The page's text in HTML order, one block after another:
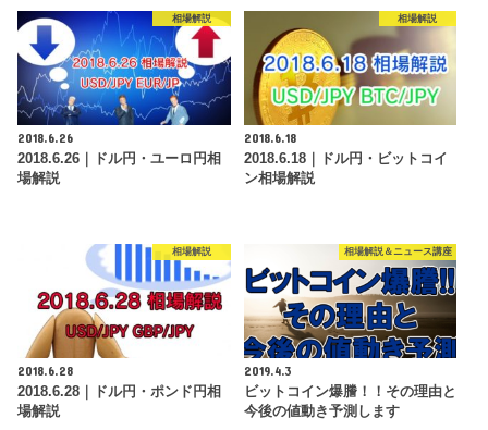
相場解説
2018.6.26
2018.6.26｜ドル円・ユーロ円相
場解説
相場解説
2018.6.18
2018.6.18｜ドル円・ビットコイ
ン相場解説
相場解説
2018.6.28
2018.6.28｜ドル円・ポンド円相
場解説
相場解説＆ニュース講座
2019.4.3
ビットコイン爆謄！！その理由と
今後の値動き予測します